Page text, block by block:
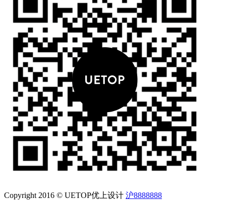
Copyright 2016 © UETOP优上设计 沪8888888